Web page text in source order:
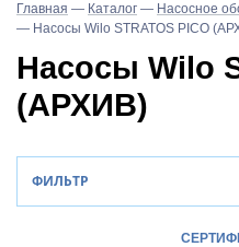
Главная — Каталог — Насосное
— Насосы Wilo STRATOS PICO
Насосы Wilo
(АРХИВ)
ФИЛЬТР